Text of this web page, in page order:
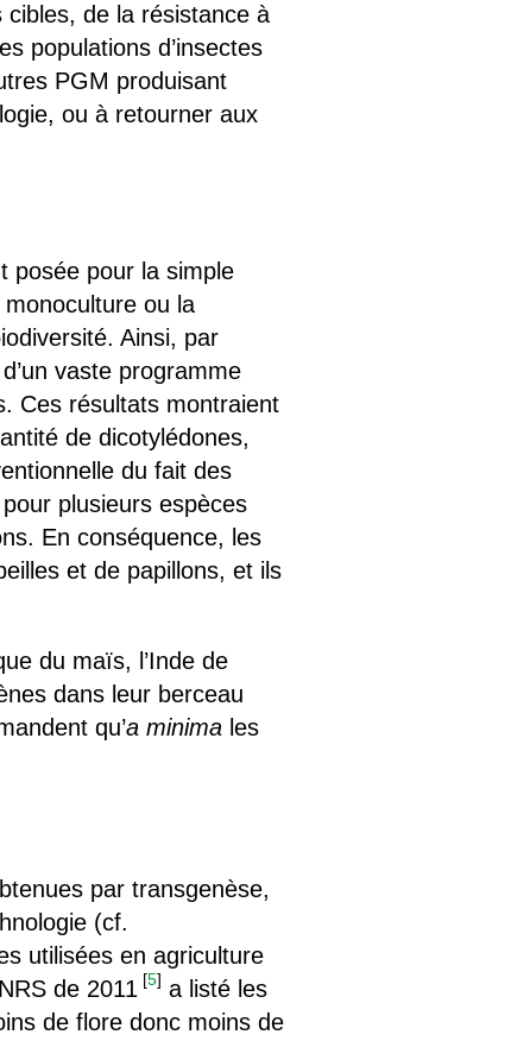
cibles, de la résistance à
populations d’insectes
PGM produisant
ou à retourner aux
posée pour la simple
ou la
Ainsi, par
vaste programme
Ces résultats montraient
de dicotylédones,
du fait des
plusieurs espèces
En conséquence, les
et de papillons, et ils
du maïs, l’Inde de
dans leur berceau
qu’a minima les
par transgenèse,
(cf.
utilisées en agriculture
de 2011 [5] a listé les
de flore donc moins de